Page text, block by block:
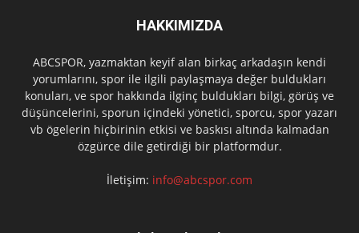
HAKKIMIZDA
ABCSPOR, yazmaktan keyif alan birkaç arkadaşın kendi
yorumlarını, spor ile ilgili paylaşmaya değer buldukları
konuları, ve spor hakkında ilginç buldukları bilgi, görüş ve
düşüncelerini, sporun içindeki yönetici, sporcu, spor yazarı
vb ögelerin hiçbirinin etkisi ve baskısı altında kalmadan
özgürce dile getirdiği bir platformdur.
İletişim: info@abcspor.com